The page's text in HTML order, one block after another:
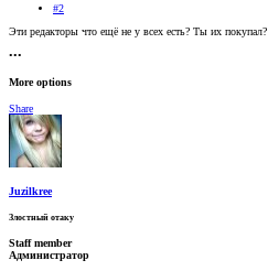
#2
Эти редакторы что ещё не у всех есть? Ты их покупал?
•••
More options
Share
Juzilkree
Злостный отаку
Staff member
Администратор